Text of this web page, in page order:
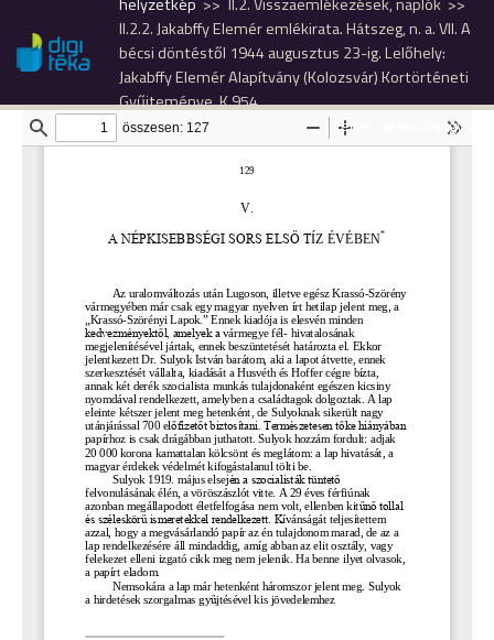
II.2.2. Jakabffy Elemér emlékirata. Hátszeg, n. a. VII. A
bécsi döntéstől 1944 augusztus 23-ig. Lelőhely:
Jakabffy Elemér Alapítvány (Kolozsvár) Kortörténeti
Gyűjteménye, K 954.
<<
Teljes tartalomjegyzék